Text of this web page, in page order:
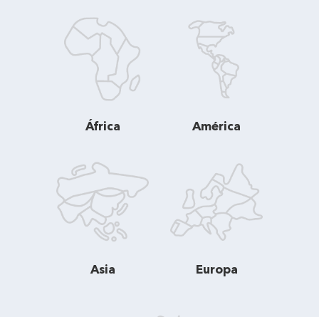
África América
Asia Europa